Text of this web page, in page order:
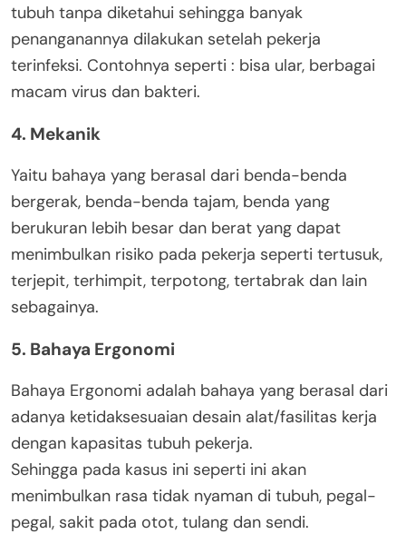
tubuh tanpa diketahui sehingga banyak
penanganannya dilakukan setelah pekerja
terinfeksi. Contohnya seperti : bisa ular, berbagai
macam virus dan bakteri.
4. Mekanik
Yaitu bahaya yang berasal dari benda-benda
bergerak, benda-benda tajam, benda yang
berukuran lebih besar dan berat yang dapat
menimbulkan risiko pada pekerja seperti tertusuk,
terjepit, terhimpit, terpotong, tertabrak dan lain
sebagainya.
5. Bahaya Ergonomi
Bahaya Ergonomi adalah bahaya yang berasal dari
adanya ketidaksesuaian desain alat/fasilitas kerja
dengan kapasitas tubuh pekerja.
Sehingga pada kasus ini seperti ini akan
menimbulkan rasa tidak nyaman di tubuh, pegal-
pegal, sakit pada otot, tulang dan sendi.